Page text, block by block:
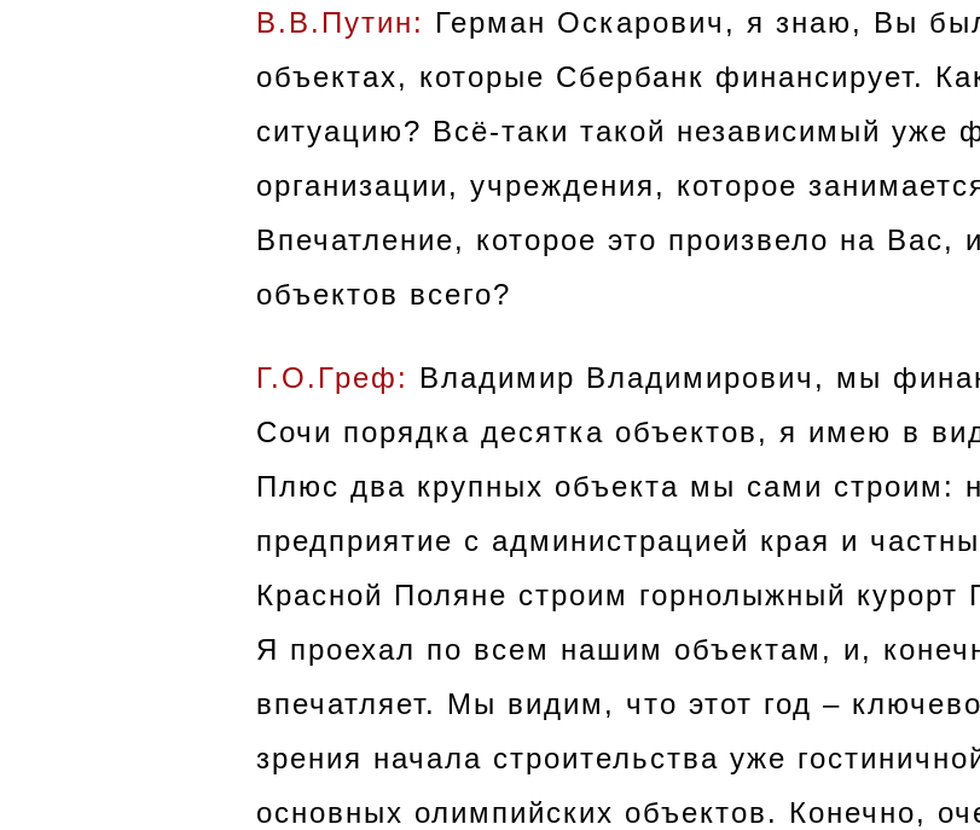
В.В.Путин: Герман Оскарович, я знаю, Вы
объектах, которые Сбербанк финансирует.
ситуацию? Всё-таки такой независимый уже
организации, учреждения, которое
Впечатление, которое это произвело на Вас,
объектов всего?
Г.О.Греф: Владимир Владимирович, мы
Сочи порядка десятка объектов, я имею в
Плюс два крупных объекта мы сами строим:
предприятие с администрацией края и
Красной Поляне строим горнолыжный курорт
Я проехал по всем нашим объектам, и,
впечатляет. Мы видим, что этот год –
зрения начала строительства уже
основных олимпийских объектов. Конечно,